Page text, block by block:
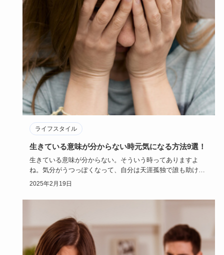
ライフスタイル
生きている意味が分からない時元気になる方法9選！
生きている意味が分からない。そういう時ってありますよ
ね。気分がうつっぽくなって、自分は天涯孤独で誰も助けて
くれないような気…
2025年2月19日